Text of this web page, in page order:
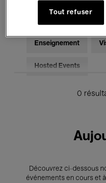
Enseignement
Hosted Events
0
Découvrez ci-dessous
événements en cours et
Tout refuser